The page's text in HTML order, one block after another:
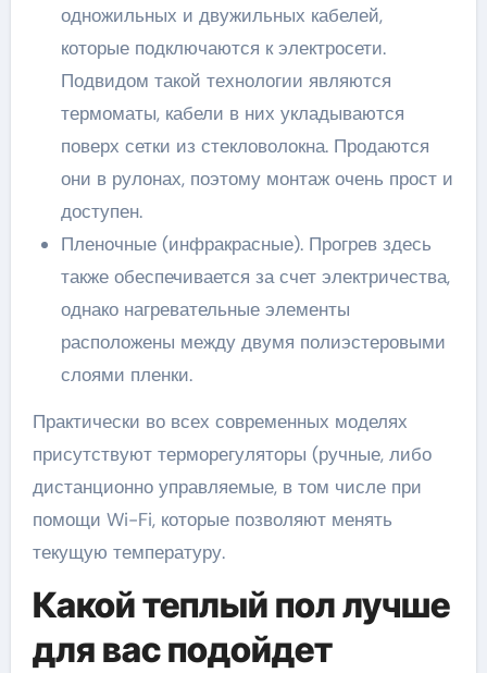
одножильных и двужильных кабелей,
которые подключаются к электросети.
Подвидом такой технологии являются
термоматы, кабели в них укладываются
поверх сетки из стекловолокна. Продаются
они в рулонах, поэтому монтаж очень прост и
доступен.
Пленочные (инфракрасные). Прогрев здесь
также обеспечивается за счет электричества,
однако нагревательные элементы
расположены между двумя полиэстеровыми
слоями пленки.
Практически во всех современных моделях
присутствуют терморегуляторы (ручные, либо
дистанционно управляемые, в том числе при
помощи Wi-Fi, которые позволяют менять
текущую температуру.
Какой теплый пол лучше
для вас подойдет